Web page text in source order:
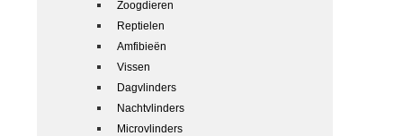
Zoogdieren
Reptielen
Amfibieën
Vissen
Dagvlinders
Nachtvlinders
Microvlinders